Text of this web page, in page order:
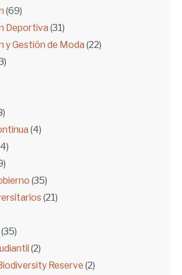
(69)
Deportiva (31)
y Gestión de Moda (22)
(4)
(35)
(21)
(35)
(2)
Reserve (2)